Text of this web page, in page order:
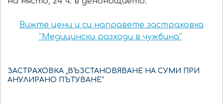
Вижте цени и си направете застраховка
“Медицински разходи в чужбина”
ЗАСТРАХОВКА „ВЪЗСТАНОВЯВАНЕ НА СУМИ ПРИ
АНУЛИРАНО ПЪТУВАНЕ“